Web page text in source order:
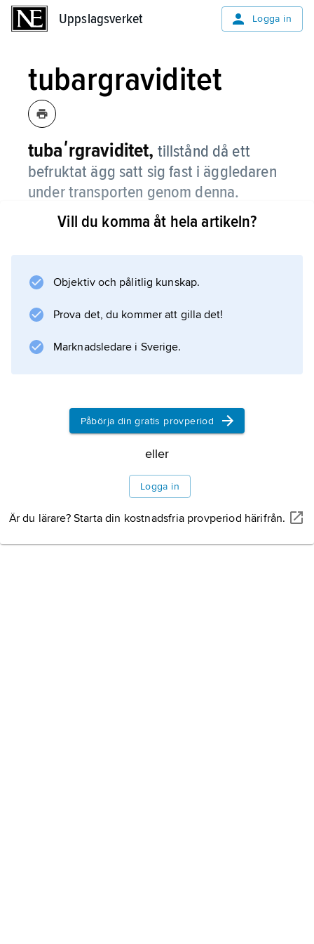
Uppslagsverket Logga in
tubargraviditet
tubaʹrgraviditet, tillstånd då ett
befruktat ägg satt sig fast i äggledaren
under transporten genom denna.
Vill du komma åt hela artikeln?
Objektiv och pålitlig kunskap.
Prova det, du kommer att gilla det!
Marknadsledare i Sverige.
Påbörja din gratis provperiod
eller
Logga in
Är du lärare? Starta din kostnadsfria provperiod härifrån.